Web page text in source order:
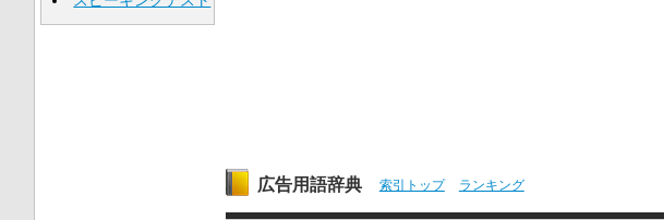
広告用語辞典 索引トップ ランキング